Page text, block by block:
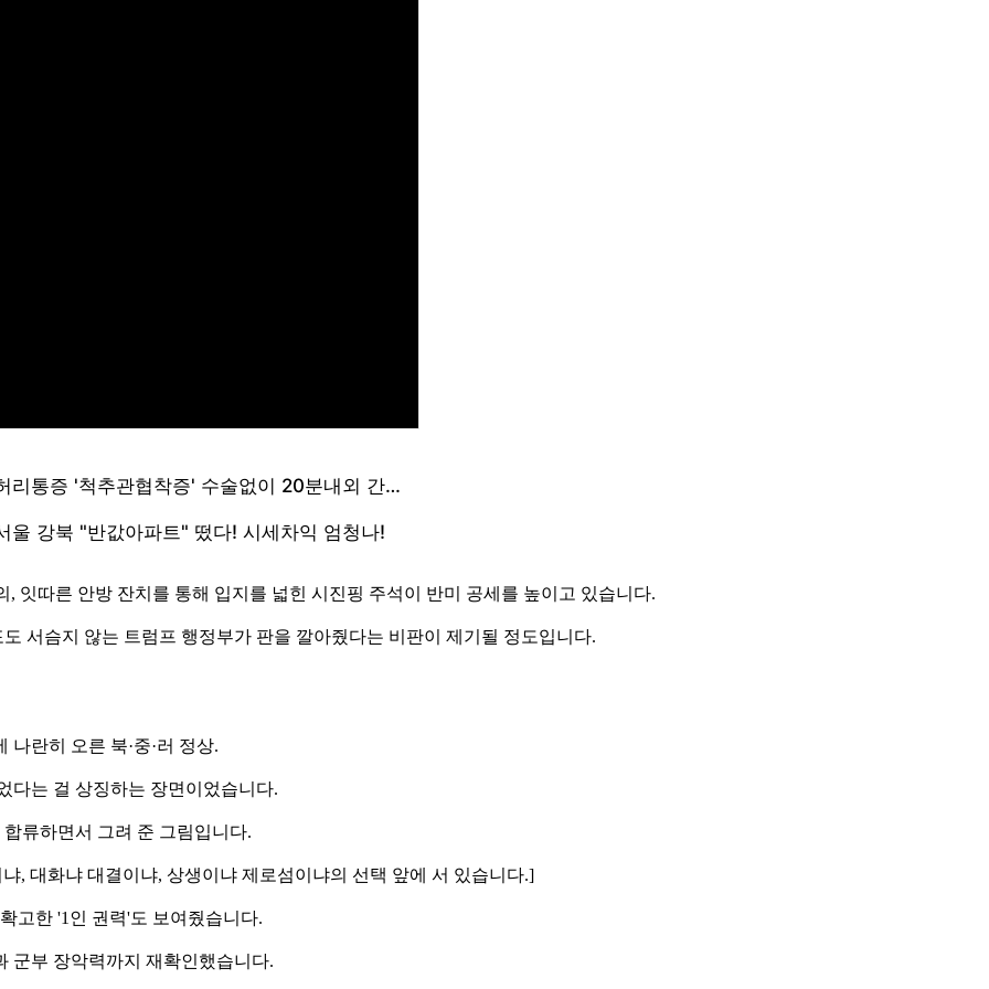
잇따른 안방 잔치를 통해 입지를 넓힌 시진핑 주석이 반미 공세를 높이고 있습니다.
서슴지 않는 트럼프 행정부가 판을 깔아줬다는 비판이 제기될 정도입니다.
란히 오른 북·중·러 정상.
다는 걸 상징하는 장면이었습니다.
류하면서 그려 준 그림입니다.
, 대화냐 대결이냐, 상생이냐 제로섬이냐의 선택 앞에 서 있습니다.]
고한 '1인 권력'도 보여줬습니다.
군부 장악력까지 재확인했습니다.